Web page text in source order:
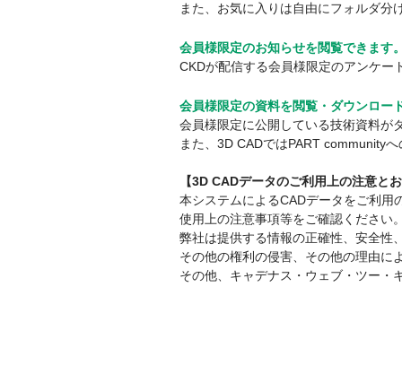
また、お気に入りは自由にフォルダ
会員様限定のお知らせを閲覧できます
CKDが配信する会員様限定のアンケー
会員様限定の資料を閲覧・ダウンロー
会員様限定に公開している技術資料が
また、3D CADではPART community
【3D CADデータのご利用上の注意と
本システムによるCADデータをご利用
使用上の注意事項等をご確認ください
弊社は提供する情報の正確性、安全性
その他の権利の侵害、その他の理由に
その他、キャデナス・ウェブ・ツー・